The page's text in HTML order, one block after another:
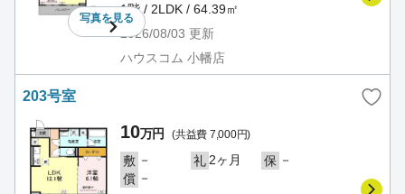
写真を見る
1階 / 2LDK / 64.39㎡
2026/08/03 更新
ハウスコム 小幡店
203号室
10万円 (共益費 7,000円)
敷 － 礼 2ヶ月 保 －
償 －